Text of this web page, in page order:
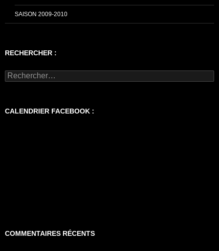
SAISON 2009-2010
RECHERCHER :
Rechercher :
CALENDRIER FACEBOOK :
COMMENTAIRES RÉCENTS